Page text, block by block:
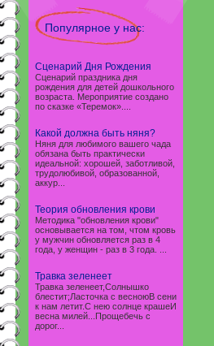
Популярное у нас:
Сценарий Дня Рождения
Сценарий праздника дня
рождения для детей дошкольного
возраста. Мероприятие создано
по сказке «Теремок»....
Какой должна быть няня?
Няня для любимого вашего чада
обязана быть практически
идеальной: хорошей, заботливой,
трудолюбивой, образованной,
аккур...
Теория обновления крови
Методика "обновления крови"
основывается на том, чтом кровь
у мужчин обновляется раз в 4
года, у женщин - раз в 3 года. ...
Травка зеленеет
Травка зеленеет,Солнышко
блестит;Ласточка с весноюВ сени
к нам летит.С нею солнце крашеИ
весна милей...Прощебечь с
дорог...